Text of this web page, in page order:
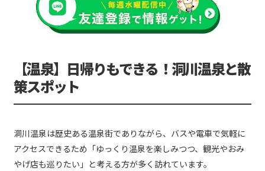
【温泉】日帰りもできる！洞川温泉と散
策スポット
洞川温泉は歴史ある温泉街でありながら、バスや電車で気軽に
アクセスできるため「ゆっくり温泉を楽しみつつ、観光やおみ
やげ店も巡りたい」と考える方が多く訪れています。